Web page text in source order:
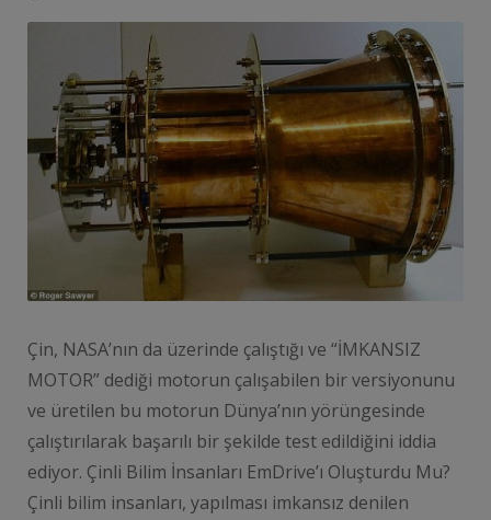
Çin, NASA’nın da üzerinde çalıştığı ve “İMKANSIZ
MOTOR” dediği motorun çalışabilen bir versiyonunu
ve üretilen bu motorun Dünya’nın yörüngesinde
çalıştırılarak başarılı bir şekilde test edildiğini iddia
ediyor. Çinli Bilim İnsanları EmDrive’ı Oluşturdu Mu?
Çinli bilim insanları, yapılması imkansız denilen